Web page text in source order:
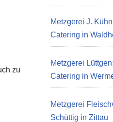
zu
Metzgerei J.
Catering in
Metzgerei
Catering in
Metzgerei
Schüttig in Zittau